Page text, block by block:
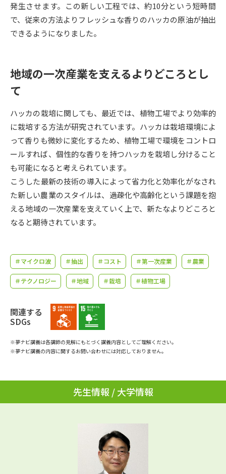
受験準備 資料検索
併願校選び
先輩が入学を決めた理由 テレメール全国一斉進学調査
新生活お役立ちガイド
学問発見 学問検索
大学で学びたい学問発見
学問の教科書 夢ナビライブ
ユーザーサポート
個人情報取扱規定
発生させます。この新しい工程では、約10分という短時間
で、従来の方法よりフレッシュな香りのハッカの原油が抽出
できるようになりました。
地域の一次産業を支えるよりどころとし
て
ハッカの栽培に関しても、最近では、植物工場でより効率的
に栽培する方法が研究されています。ハッカは栽培環境によ
って香りも微妙に変化するため、植物工場で環境をコントロ
ールすれば、個性的な香りを持つハッカを栽培し分けること
も可能になると考えられています。
こうした最新の技術の導入によって省力化と効率化がなされ
た新しい農業のスタイルは、過疎化や高齢化という課題を抱
える地域の一次産業を支えていく上で、新たなよりどころと
なると期待されています。
＃マイクロ波 ＃抽出 ＃コスト ＃第一次産業 ＃農業
＃テクノロジー ＃地域 ＃栽培 ＃植物工場
関連する
SDGs
※夢ナビ講義は各講師の見解にもとづく講義内容としてご理解ください。
※夢ナビ講義の内容に関するお問い合わせには対応しておりません。
先生情報 / 大学情報